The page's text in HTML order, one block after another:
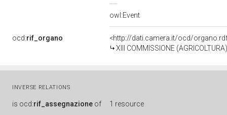
owl:Event
ocd:rif_organo
<http://dati.camera.it/ocd/
XIII COMMISSIONE (AGRICOLTURA)
INVERSE RELATIONS
is ocd:rif_assegnazione of 1 resource